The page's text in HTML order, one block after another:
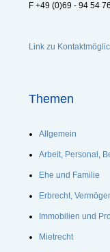
F +49 (0)69 - 94 54
Link zu
Themen
Allgemein
Arbeit, Personal,
Ehe und Familie
Erbrecht,
Immobilien und
Mietrecht